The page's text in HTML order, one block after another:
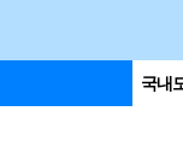
국내